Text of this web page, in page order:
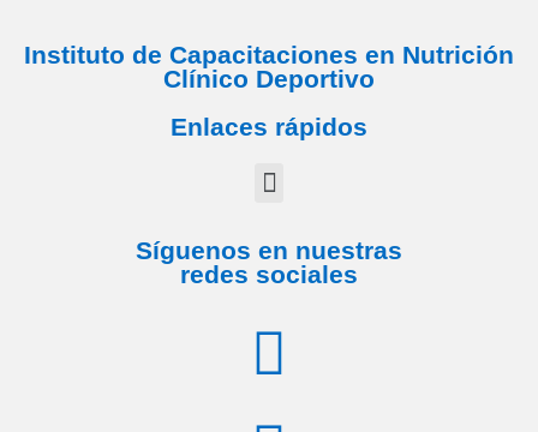
Instituto de Capacitaciones en Nutrición
Clínico Deportivo
Enlaces rápidos
Síguenos en nuestras
redes sociales